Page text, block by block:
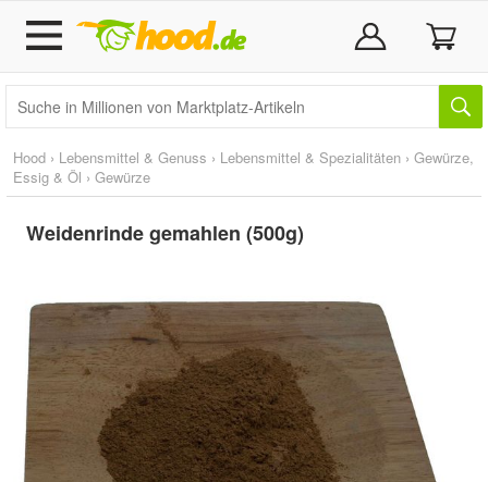
Hood › Lebensmittel & Genuss › Lebensmittel & Spezialitäten › Gewürze,
Essig & Öl › Gewürze
Weidenrinde gemahlen (500g)